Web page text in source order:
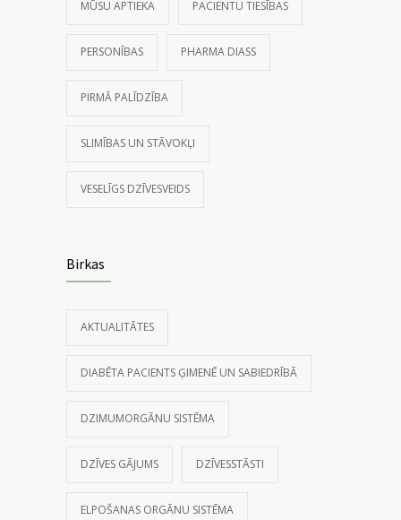
MŪSU APTIEKA PACIENTU TIESĪBAS
PERSONĪBAS PHARMA DIASS
PIRMĀ PALĪDZĪBA
SLIMĪBAS UN STĀVOKĻI
VESELĪGS DZĪVESVEIDS
Birkas
AKTUALITĀTES
DIABĒTA PACIENTS ĢIMENĒ UN SABIEDRĪBĀ
DZIMUMORGĀNU SISTĒMA
DZĪVES GĀJUMS DZĪVESSTĀSTI
ELPOŠANAS ORGĀNU SISTĒMA